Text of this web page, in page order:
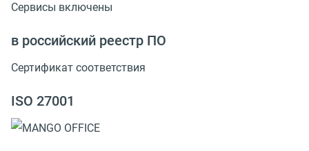
Сервисы включены
в российский реестр ПО
Сертификат соответствия
ISO 27001